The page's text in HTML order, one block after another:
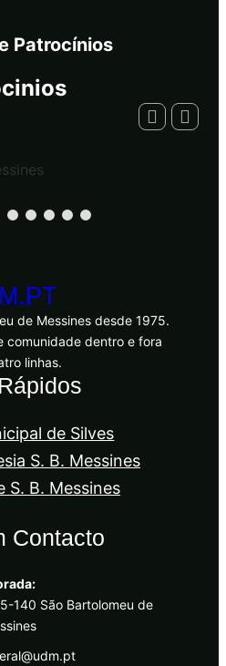
Patrocínios
de Messines desde 1975.
comunidade dentro e fora
linhas.
de Silves
S. B. Messines
S. B. Messines
Contacto
140 São Bartolomeu de